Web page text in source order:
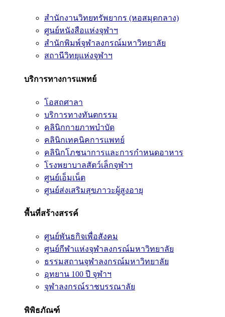
สำนักงานวิทยทรัพยากร (หอสมุดกลาง)
ศูนย์หนังสือแห่งจุฬาฯ
สำนักพิมพ์จุฬาลงกรณ์มหาวิทยาลัย
สถานีวิทยุแห่งจุฬาฯ
บริการทางการแพทย์
โอสถศาลา
บริการทางทันตกรรม
คลินิกกายภาพบำบัด
คลินิกเทคนิคการแพทย์
คลินิกโภชนาการและการกำหนดอาหาร
โรงพยาบาลสัตว์เล็กจุฬาฯ
ศูนย์เอ็มเน็ต
ศูนย์ส่งเสริมสุขภาวะผู้สูงอายุ
พื้นที่สร้างสรรค์
ศูนย์พันธกิจเพื่อสังคม
ศูนย์กีฬาแห่งจุฬาลงกรณ์มหาวิทยาลัย
ธรรมสถานจุฬาลงกรณ์มหาวิทยาลัย
อุทยาน 100 ปี จุฬาฯ
จุฬาลงกรณ์ราชบรรณาลัย
พิพิธภัณฑ์